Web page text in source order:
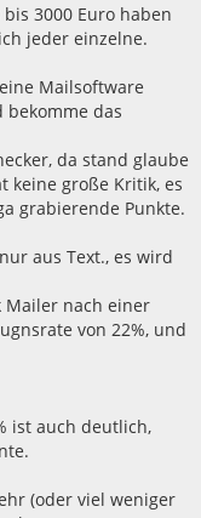
3000 Euro haben
jeder einzelne.
Mailsoftware
das
da stand glaube
keine große Kritik, es
grabierende Punkte.
aus Text., es wird
Mailer nach einer
von 22%, und
ist auch deutlich,
(oder viel weniger